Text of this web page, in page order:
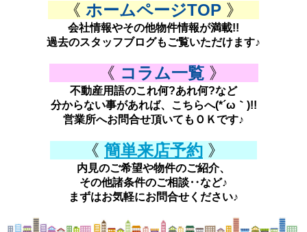
《 ホームページTOP 》
会社情報やその他物件情報が満載!!
過去のスタッフブログもご覧いただけます♪
《 コラム一覧》
不動産用語のこれ何?あれ何?など
分からない事があれば、こちらへ(*´ω｀)!!
営業所へお問合せ頂いてもＯＫです♪
《 簡単来店予約 》
内見のご希望や物件のご紹介、
その他諸条件のご相談‥など♪
まずはお気軽にお問合せください♪